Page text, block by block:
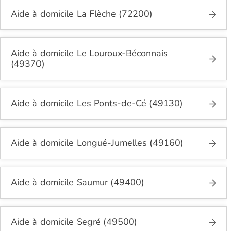
Aide à domicile La Flèche (72200)
Aide à domicile Le Louroux-Béconnais
(49370)
Aide à domicile Les Ponts-de-Cé (49130)
Aide à domicile Longué-Jumelles (49160)
Aide à domicile Saumur (49400)
Aide à domicile Segré (49500)